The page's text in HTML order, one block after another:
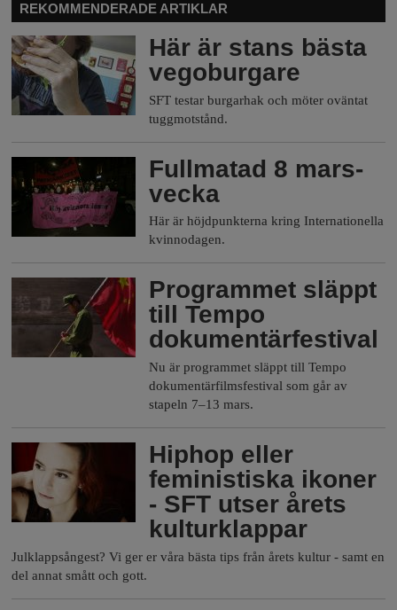
REKOMMENDERADE ARTIKLAR
Här är stans bästa
vegoburgare
SFT testar burgarhak och möter oväntat
tuggmotstånd.
Fullmatad 8 mars-
vecka
Här är höjdpunkterna kring Internationella
kvinnodagen.
Programmet släppt
till Tempo
dokumentärfestival
Nu är programmet släppt till Tempo
dokumentärfilmsfestival som går av
stapeln 7–13 mars.
Hiphop eller
feministiska ikoner
- SFT utser årets
kulturklappar
Julklappsångest? Vi ger er våra bästa tips från årets kultur -­ samt en
del annat smått och gott.